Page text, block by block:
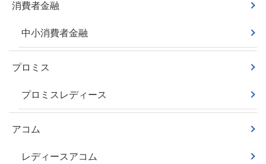
消費者金融
中小消費者金融
プロミス
プロミスレディース
アコム
レディースアコム